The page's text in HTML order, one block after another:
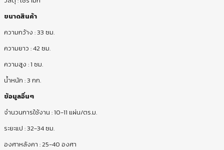
ขนาดสินค้า
ความกว้าง : 33 ซม.
ความยาว : 42 ซม.
ความสูง : 1 ซม.
น้ำหนัก : 3 กก.
ข้อมูลอื่นๆ
จำนวนการใช้งาน : 10-11 แผ่น/ตร.ม.
ระยะแป : 32-34 ซม.
องศาหลังคา : 25-40 องศา